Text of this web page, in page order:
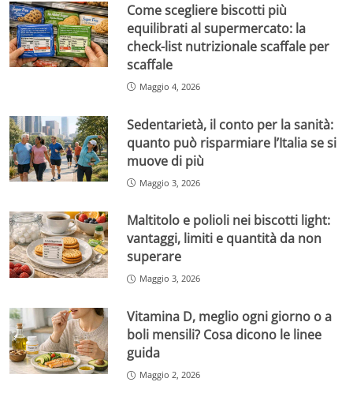
Come scegliere biscotti più
equilibrati al supermercato: la
check-list nutrizionale scaffale per
scaffale
Maggio 4, 2026
Sedentarietà, il conto per la sanità:
quanto può risparmiare l’Italia se si
muove di più
Maggio 3, 2026
Maltitolo e polioli nei biscotti light:
vantaggi, limiti e quantità da non
superare
Maggio 3, 2026
Vitamina D, meglio ogni giorno o a
boli mensili? Cosa dicono le linee
guida
Maggio 2, 2026